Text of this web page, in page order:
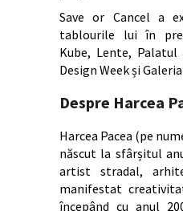
Save or Cancel a
tablourile lui în
Kube, Lente, Palatul
Design Week și
Despre Harcea
Harcea Pacea (pe
născut la sfârșitul
artist stradal,
manifestat
începând cu anul